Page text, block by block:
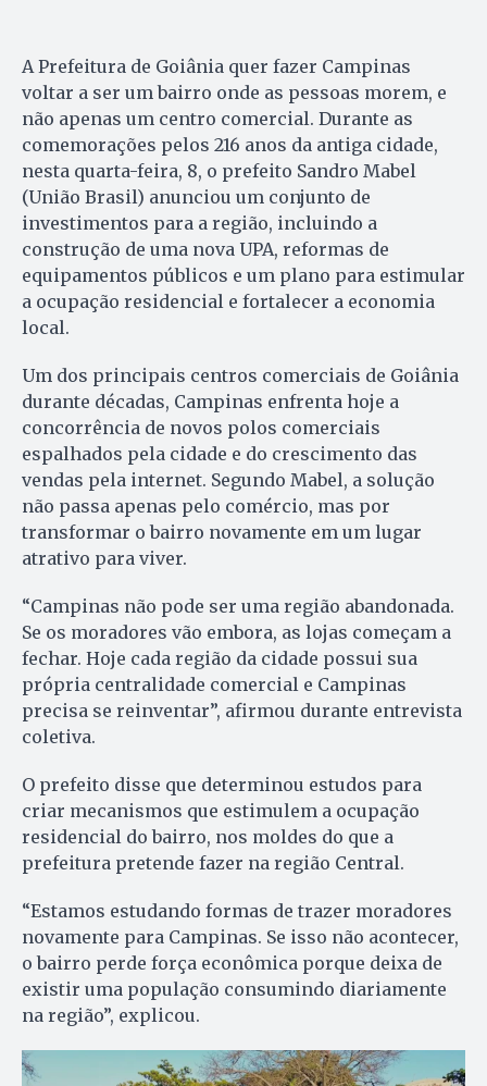
A Prefeitura de Goiânia quer fazer Campinas
voltar a ser um bairro onde as pessoas morem, e
não apenas um centro comercial. Durante as
comemorações pelos 216 anos da antiga cidade,
nesta quarta-feira, 8, o prefeito Sandro Mabel
(União Brasil) anunciou um conjunto de
investimentos para a região, incluindo a
construção de uma nova UPA, reformas de
equipamentos públicos e um plano para estimular
a ocupação residencial e fortalecer a economia
local.
Um dos principais centros comerciais de Goiânia
durante décadas, Campinas enfrenta hoje a
concorrência de novos polos comerciais
espalhados pela cidade e do crescimento das
vendas pela internet. Segundo Mabel, a solução
não passa apenas pelo comércio, mas por
transformar o bairro novamente em um lugar
atrativo para viver.
“Campinas não pode ser uma região abandonada.
Se os moradores vão embora, as lojas começam a
fechar. Hoje cada região da cidade possui sua
própria centralidade comercial e Campinas
precisa se reinventar”, afirmou durante entrevista
coletiva.
O prefeito disse que determinou estudos para
criar mecanismos que estimulem a ocupação
residencial do bairro, nos moldes do que a
prefeitura pretende fazer na região Central.
“Estamos estudando formas de trazer moradores
novamente para Campinas. Se isso não acontecer,
o bairro perde força econômica porque deixa de
existir uma população consumindo diariamente
na região”, explicou.